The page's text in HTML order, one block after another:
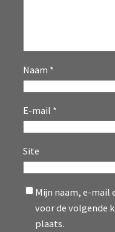
Naam *
E-mail *
Site
Mijn naam, e-mail
voor de volgende
plaats.